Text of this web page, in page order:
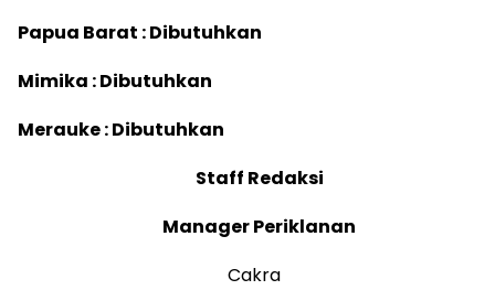
Papua Barat : Dibutuhkan
Mimika : Dibutuhkan
Merauke : Dibutuhkan
Staff Redaksi
Manager Periklanan
Cakra